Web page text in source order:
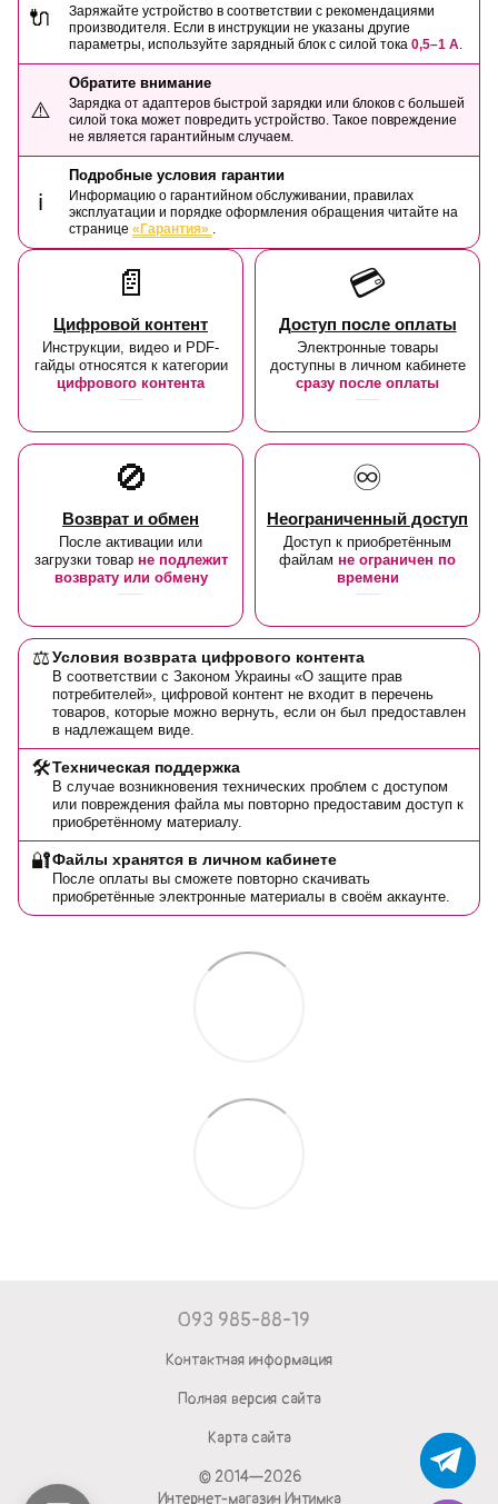
🔌
Заряжайте устройство в соответствии с рекомендациями
производителя. Если в инструкции не указаны другие
параметры, используйте зарядный блок с силой тока 0,5–1 А
⚠️
Обратите внимание
Зарядка от адаптеров быстрой зарядки или блоков с большей
силой тока может повредить устройство. Такое повреждение
не является гарантийным случаем.
ℹ️
Подробные условия гарантии
Информацию о гарантийном обслуживании, правилах
эксплуатации и порядке оформления обращения читайте на
странице «Гарантия»
📄
Цифровой контент
Инструкции, видео и PDF-
гайды относятся к категории
цифрового контента
💳
Доступ после оплаты
Электронные товары
доступны в личном кабинете
сразу после оплаты
🚫
Возврат и обмен
После активации или
загрузки товар не подлежит
возврату или обмену
♾️
Неограниченный доступ
Доступ к приобретённым
файлам не ограничен по
времени
⚖️Условия возврата цифрового контента
В соответствии с Законом Украины «О защите прав
потребителей», цифровой контент не входит в перечень
товаров, которые можно вернуть, если он был предоставлен
в надлежащем виде.
🛠️Техническая поддержка
В случае возникновения технических проблем с доступом
или повреждения файла мы повторно предоставим доступ к
приобретённому материалу.
🔐Файлы хранятся в личном кабинете
После оплаты вы сможете повторно скачивать
приобретённые электронные материалы в своём аккаунте.
093 985-88-19
Контактная информация
Полная версия сайта
Карта сайта
© 2014—2026
Интернет-магазин Интимка